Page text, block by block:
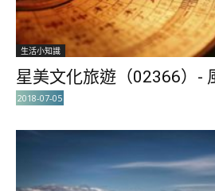
生活小知識
星美文化旅遊（02366）-
2018-07-05